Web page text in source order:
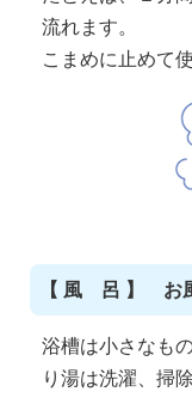
流れます。
こまめに止めて
【 風 呂 】 お
浴槽は小さなも
り湯は洗濯、掃